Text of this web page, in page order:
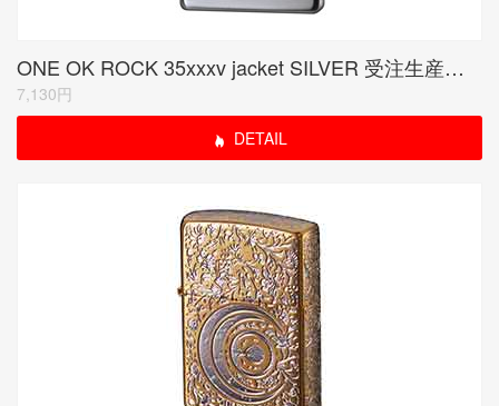
ONE OK ROCK 35xxxv jacket SILVER 受注生産限定品
7,130円
DETAIL